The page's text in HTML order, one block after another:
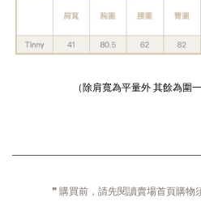
（除肩寬為平量外 其餘為圍
❞ 購買前，請先閱讀賣場首頁購物